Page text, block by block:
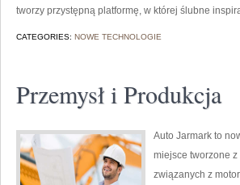
tworzy przystępną platformę, w której ślubne
CATEGORIES: NOWE TECHNOLOGIE
Przemysł i Produkcja
Auto Jarmark to
miejsce tworzone
związanych z